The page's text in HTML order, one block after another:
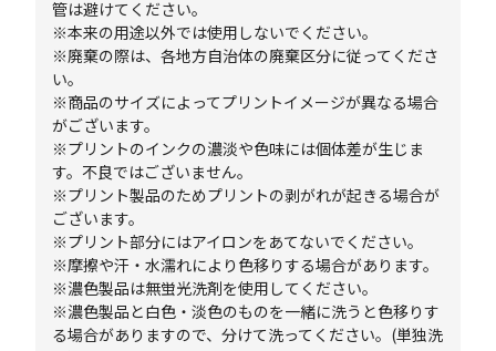
管は避けてください。
※本来の用途以外では使用しないでください。
※廃棄の際は、各地方自治体の廃棄区分に従ってくださ
い。
※商品のサイズによってプリントイメージが異なる場合
がございます。
※プリントのインクの濃淡や色味には個体差が生じま
す。不良ではございません。
※プリント製品のためプリントの剥がれが起きる場合が
ございます。
※プリント部分にはアイロンをあてないでください。
※摩擦や汗・水濡れにより色移りする場合があります。
※濃色製品は無蛍光洗剤を使用してください。
※濃色製品と白色・淡色のものを一緒に洗うと色移りす
る場合がありますので、分けて洗ってください。(単独洗